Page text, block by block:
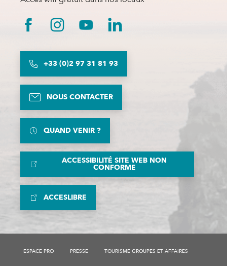
Description
Disponibilités
+33 (0)2 97 31 81 93
NOUS CONTACTER
QUAND VENIR ?
ACCESSIBILITÉ SITE WEB NON
CONFORME
ACCESLIBRE
ESPACE PRO PRESSE TOURISME GROUPES ET AFFAIRES